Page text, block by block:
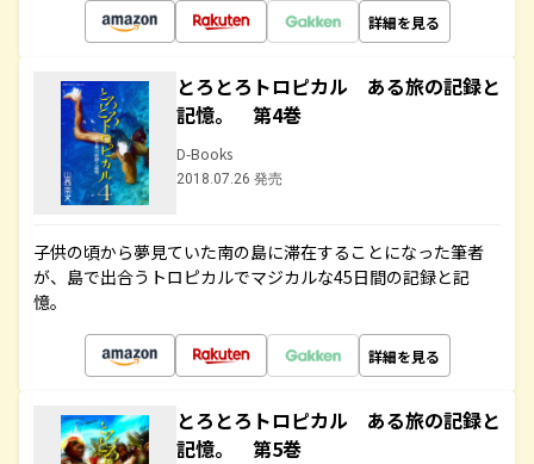
詳細を見る
とろとろトロピカル ある旅の記録と
記憶。 第4巻
D-Books
2018.07.26 発売
子供の頃から夢見ていた南の島に滞在することになった筆者
が、島で出合うトロピカルでマジカルな45日間の記録と記
憶。
詳細を見る
とろとろトロピカル ある旅の記録と
記憶。 第5巻